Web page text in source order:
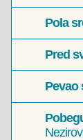
Pola
Pred
Pevao